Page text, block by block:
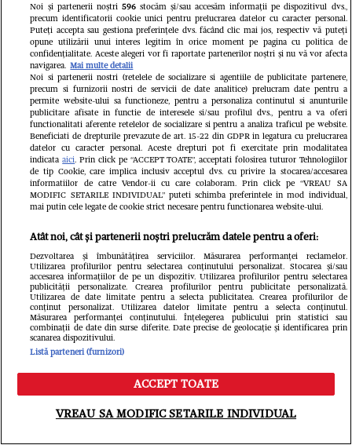
ELLE - ediția iulie/august 2026
39.99 RON
Cumpără acum
Urmărește-ne peGoogle News
Libertatea.ro
Horoscop Urania | Previziuni
astrologice pentru perioada 18 – 24
iulie 2026. Soarele va intra în zodia
Meniu Caută
Noi și partenerii noștri 596stocăm și/sau accesăm informații pe dispozitivul dvs.,
precum identificatorii cookie unici pentru prelucrarea datelor cu caracter personal.
Puteți accepta sau gestiona preferințele dvs. făcând clic mai jos, respectiv vă puteți
opune utilizării unui interes legitim în orice moment pe pagina cu politica de
confidențialitate. Aceste alegeri vor fi raportate partenerilor noștri și nu vă vor afecta
navigarea. Mai multe detalii
Noi si partenerii nostri (retelele de socializare si agentiile de publicitate partenere,
precum si furnizorii nostri de servicii de date analitice) prelucram date pentru a
permite website-ului sa functioneze, pentru a personaliza continutul si anunturile
publicitare afisate in functie de interesele si/sau profilul dvs., pentru a va oferi
functionalitati aferente retelelor de socializare si pentru a analiza traficul pe website.
Beneficiati de drepturile prevazute de art. 15-22 din GDPR in legatura cu prelucrarea
datelor cu caracter personal. Aceste drepturi pot fi exercitate prin modalitatea
indicataaici. Prin click pe “ACCEPT TOATE”, acceptati folosirea tuturor Tehnologiilor
de tip Cookie, care implica inclusiv acceptul dvs. cu privire la stocarea/accesarea
informatiilor de catre Vendor-ii cu care colaboram. Prin click pe “VREAU SA
MODIFIC SETARILE INDIVIDUAL” puteti schimba preferintele in mod individual,
mai putin cele legate de cookie strict necesare pentru functionarea website-ului.
Atât noi, cât și partenerii noștri prelucrăm datele pentru a oferi:
Dezvoltarea și îmbunătățirea serviciilor. Măsurarea performanței reclamelor.
Utilizarea profilurilor pentru selectarea conținutului personalizat. Stocarea și/sau
accesarea informațiilor de pe un dispozitiv. Utilizarea profilurilor pentru selectarea
publicității personalizate. Crearea profilurilor pentru publicitate personalizată.
Utilizarea de date limitate pentru a selecta publicitatea. Crearea profilurilor de
conținut personalizat. Utilizarea datelor limitate pentru a selecta conținutul.
Măsurarea performanței conținutului. Înțelegerea publicului prin statistici sau
combinații de date din surse diferite. Date precise de geolocație și identificarea prin
scanarea dispozitivului.
Listă parteneri (furnizori)
ACCEPT TOATE
VREAU SA MODIFIC SETARILE INDIVIDUAL